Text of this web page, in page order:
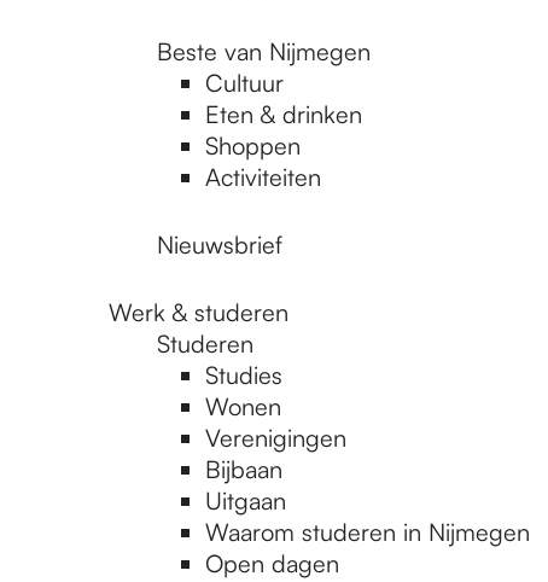
Beste van Nijmegen
Cultuur
Eten & drinken
Shoppen
Activiteiten
Nieuwsbrief
Werk & studeren
Studeren
Studies
Wonen
Verenigingen
Bijbaan
Uitgaan
Waarom studeren in Nijmegen
Open dagen